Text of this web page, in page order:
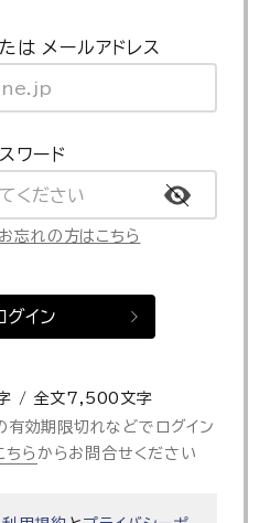
は メールアドレス
ワード
忘れの方はこちら
グイン
/ 全文7,500文字
有効期限切れなどでログイン
ちら からお問合せください